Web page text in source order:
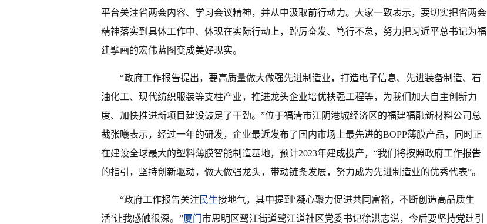
平台关注省两会内容、学习会议精神，并从中汲取前行动力。大家一致表示，要切实把省两会
精神落实到具体工作中、体现在实际行动上，踔厉奋发、笃行不怠，努力把习近平总书记为福
建擘画的宏伟蓝图变成美好现实。
“政府工作报告提出，要高质量做大做强先进制造业，打造电子信息、先进装备制造、石
油化工、现代纺织服装等支柱产业，推进龙头企业培优扶强工程等，为我们加大自主创新力
度、加快推进新项目建设鼓足了干劲。”位于福清市江阴港城经济区的福建福融新材料公司总
裁张曦表示，经过一年的研发，企业最近发布了国内市场上最先进的BOPP薄膜产品，同时正
在建设全球最大的塑料薄膜智能制造基地，预计2023年建成投产，“我们将按照政府工作报告
的指引，坚持创新驱动，做大做强龙头，带动链条发展，努力成为先进制造业的优秀代表”。
“政府工作报告关注 民生接地气，其中提到‘凝心聚力促进共同富裕，不断创造高品质生
活’让我感触很深。”厦门 市思明区鹭江街道鹭江道社区党委书记徐洪志说，今后要坚持党建引